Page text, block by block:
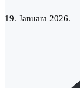
19. Januara 2026.